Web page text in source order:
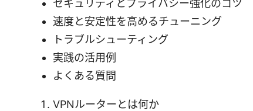
セキュリティとプライバシー強化のコツ
速度と安定性を高めるチューニング
トラブルシューティング
実践の活用例
よくある質問
VPNルーターとは何か